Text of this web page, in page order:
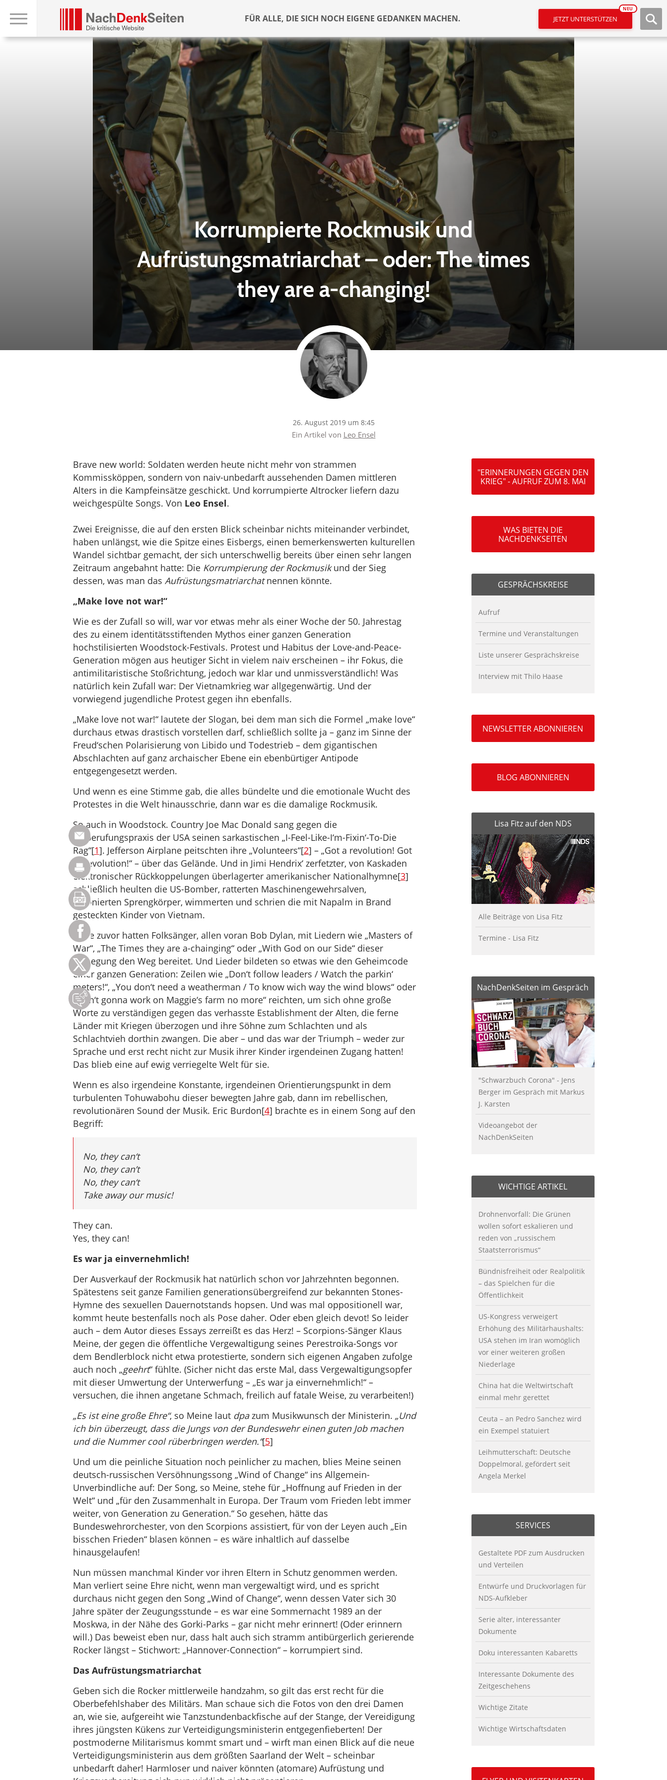
FÜR ALLE, DIE SICH NOCH EIGENE GEDANKEN MACHEN. JETZT UNTERSTÜTZEN
NEU
Korrumpierte Rockmusik und
Aufrüstungsmatriarchat – oder: The times
they are a-changing!
26. August 2019 um 8:45
Ein Artikel von Leo Ensel
Brave new world: Soldaten werden heute nicht mehr von strammen
Kommissköppen, sondern von naiv-unbedarft aussehenden Damen mittleren
Alters in die Kampfeinsätze geschickt. Und korrumpierte Altrocker liefern dazu
weichgespülte Songs. Von Leo Ensel.
Zwei Ereignisse, die auf den ersten Blick scheinbar nichts miteinander verbindet,
haben unlängst, wie die Spitze eines Eisbergs, einen bemerkenswerten kulturellen
Wandel sichtbar gemacht, der sich unterschwellig bereits über einen sehr langen
Zeitraum angebahnt hatte: Die Korrumpierung der Rockmusikund der Sieg
dessen, was man das Aufrüstungsmatriarchatnennen könnte.
„Make love not war!“
Wie es der Zufall so will, war vor etwas mehr als einer Woche der 50. Jahrestag
des zu einem identitätsstiftenden Mythos einer ganzen Generation
hochstilisierten Woodstock-Festivals. Protest und Habitus der Love-and-Peace-
Generation mögen aus heutiger Sicht in vielem naiv erscheinen – ihr Fokus, die
antimilitaristische Stoßrichtung, jedoch war klar und unmissverständlich! Was
natürlich kein Zufall war: Der Vietnamkrieg war allgegenwärtig. Und der
vorwiegend jugendliche Protest gegen ihn ebenfalls.
„Make love not war!“ lautete der Slogan, bei dem man sich die Formel „make love“
durchaus etwas drastisch vorstellen darf, schließlich sollte ja – ganz im Sinne der
Freud‘schen Polarisierung von Libido und Todestrieb – dem gigantischen
Abschlachten auf ganz archaischer Ebene ein ebenbürtiger Antipode
entgegengesetzt werden.
Und wenn es eine Stimme gab, die alles bündelte und die emotionale Wucht des
Protestes in die Welt hinausschrie, dann war es die damalige Rockmusik.
So auch in Woodstock. Country Joe Mac Donald sang gegen die
Einberufungspraxis der USA seinen sarkastischen „I-Feel-Like-I‘m-Fixin‘-To-Die
Rag“[1]. Jefferson Airplane peitschten ihre „Volunteers“[2] – „Got a revolution! Got
to revolution!“ – über das Gelände. Und in Jimi Hendrix‘ zerfetzter, von Kaskaden
elektronischer Rückkoppelungen überlagerter amerikanischer Nationalhymne[3]
schließlich heulten die US-Bomber, ratterten Maschinengewehrsalven,
detonierten Sprengkörper, wimmerten und schrien die mit Napalm in Brand
gesteckten Kinder von Vietnam.
Jahre zuvor hatten Folksänger, allen voran Bob Dylan, mit Liedern wie „Masters of
War“, „The Times they are a-chainging“ oder „With God on our Side“ dieser
Bewegung den Weg bereitet. Und Lieder bildeten so etwas wie den Geheimcode
einer ganzen Generation: Zeilen wie „Don‘t follow leaders / Watch the parkin‘
meters!“, „You don‘t need a weatherman / To know wich way the wind blows“ oder
„I ain‘t gonna work on Maggie‘s farm no more“ reichten, um sich ohne große
Worte zu verständigen gegen das verhasste Establishment der Alten, die ferne
Länder mit Kriegen überzogen und ihre Söhne zum Schlachten und als
Schlachtvieh dorthin zwangen. Die aber – und das war der Triumph – weder zur
Sprache und erst recht nicht zur Musik ihrer Kinder irgendeinen Zugang hatten!
Das blieb eine auf ewig verriegelte Welt für sie.
Wenn es also irgendeine Konstante, irgendeinen Orientierungspunkt in dem
turbulenten Tohuwabohu dieser bewegten Jahre gab, dann im rebellischen,
revolutionären Sound der Musik. Eric Burdon[4] brachte es in einem Song auf den
Begriff:
No, they can‘t
No, they can’t
No, they can‘t
Take away our music!
They can.
Yes, they can!
Es war ja einvernehmlich!
Der Ausverkauf der Rockmusik hat natürlich schon vor Jahrzehnten begonnen.
Spätestens seit ganze Familien generationsübergreifend zur bekannten Stones-
Hymne des sexuellen Dauernotstands hopsen. Und was mal oppositionell war,
kommt heute bestenfalls noch als Pose daher. Oder eben gleich devot! So leider
auch – dem Autor dieses Essays zerreißt es das Herz! – Scorpions-Sänger Klaus
Meine, der gegen die öffentliche Vergewaltigung seines Perestroika-Songs vor
dem Bendlerblock nicht etwa protestierte, sondern sich eigenen Angaben zufolge
auch noch „geehrt“ fühlte. (Sicher nicht das erste Mal, dass Vergewaltigungsopfer
mit dieser Umwertung der Unterwerfung – „Es war ja einvernehmlich!“ –
versuchen, die ihnen angetane Schmach, freilich auf fatale Weise, zu verarbeiten!)
„Es ist eine große Ehre“, so Meine laut dpazum Musikwunsch der Ministerin. „Und
ich bin überzeugt, dass die Jungs von der Bundeswehr einen guten Job machen
und die Nummer cool rüberbringen werden.“[5]
Und um die peinliche Situation noch peinlicher zu machen, blies Meine seinen
deutsch-russischen Versöhnungssong „Wind of Change“ ins Allgemein-
Unverbindliche auf: Der Song, so Meine, stehe für „Hoffnung auf Frieden in der
Welt“ und „für den Zusammenhalt in Europa. Der Traum vom Frieden lebt immer
weiter, von Generation zu Generation.“ So gesehen, hätte das
Bundeswehrorchester, von den Scorpions assistiert, für von der Leyen auch „Ein
bisschen Frieden“ blasen können – es wäre inhaltlich auf dasselbe
hinausgelaufen!
Nun müssen manchmal Kinder vor ihren Eltern in Schutz genommen werden.
Man verliert seine Ehre nicht, wenn man vergewaltigt wird, und es spricht
durchaus nicht gegen den Song „Wind of Change“, wenn dessen Vater sich 30
Jahre später der Zeugungsstunde – es war eine Sommernacht 1989 an der
Moskwa, in der Nähe des Gorki-Parks – gar nicht mehr erinnert! (Oder erinnern
will.) Das beweist eben nur, dass halt auch sich stramm antibürgerlich gerierende
Rocker längst – Stichwort: „Hannover-Connection“ – korrumpiert sind.
Das Aufrüstungsmatriarchat
Geben sich die Rocker mittlerweile handzahm, so gilt das erst recht für die
Oberbefehlshaber des Militärs. Man schaue sich die Fotos von den drei Damen
an, wie sie, aufgereiht wie Tanzstundenbackfische auf der Stange, der Vereidigung
ihres jüngsten Kükens zur Verteidigungsministerin entgegenfieberten! Der
postmoderne Militarismus kommt smart und – wirft man einen Blick auf die neue
Verteidigungsministerin aus dem größten Saarland der Welt – scheinbar
unbedarft daher! Harmloser und naiver könnten (atomare) Aufrüstung und
"ERINNERUNGEN GEGEN DEN
KRIEG" - AUFRUF ZUM 8. MAI
WAS BIETEN DIE
NACHDENKSEITEN
GESPRÄCHSKREISE
Aufruf
Termine und Veranstaltungen
Liste unserer Gesprächskreise
Interview mit Thilo Haase
NEWSLETTER ABONNIEREN
BLOG ABONNIEREN
Lisa Fitz auf den NDS
Alle Beiträge von Lisa Fitz
Termine - Lisa Fitz
NachDenkSeiten im Gespräch
"Schwarzbuch Corona" - Jens
Berger im Gespräch mit Markus
J. Karsten
Videoangebot der
NachDenkSeiten
WICHTIGE ARTIKEL
Drohnenvorfall: Die Grünen
wollen sofort eskalieren und
reden von „russischem
Staatsterrorismus“
Bündnisfreiheit oder Realpolitik
– das Spielchen für die
Öffentlichkeit
US-Kongress verweigert
Erhöhung des Militärhaushalts:
USA stehen im Iran womöglich
vor einer weiteren großen
Niederlage
China hat die Weltwirtschaft
einmal mehr gerettet
Ceuta – an Pedro Sanchez wird
ein Exempel statuiert
Leihmutterschaft: Deutsche
Doppelmoral, gefördert seit
Angela Merkel
SERVICES
Gestaltete PDF zum Ausdrucken
und Verteilen
Entwürfe und Druckvorlagen für
NDS-Aufkleber
Serie alter, interessanter
Dokumente
Doku interessanten Kabaretts
Interessante Dokumente des
Zeitgeschehens
Wichtige Zitate
Wichtige Wirtschaftsdaten